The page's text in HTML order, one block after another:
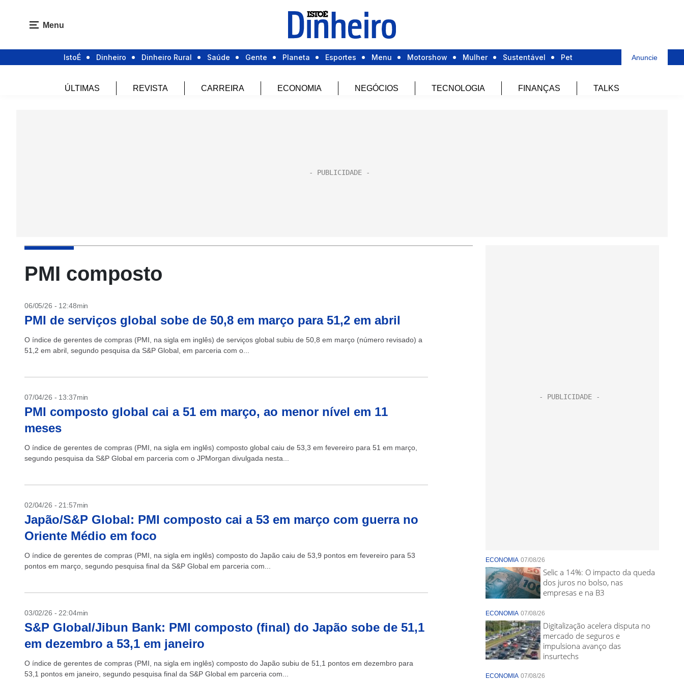
Menu
IstoÉ Dinheiro Dinheiro Rural Saúde Gente Planeta Esportes Menu Motorshow Mulher Sustentável Pet Anuncie
ÚLTIMAS REVISTA CARREIRA ECONOMIA NEGÓCIOS TECNOLOGIA FINANÇAS TALKS
PMI composto
06/05/26 - 12:48min
PMI de serviços global sobe de 50,8 em março para 51,2 em abril
O índice de gerentes de compras (PMI, na sigla em inglês) de serviços global subiu de 50,8 em março (número revisado) a
51,2 em abril, segundo pesquisa da S&P Global, em parceria com o...
07/04/26 - 13:37min
PMI composto global cai a 51 em março, ao menor nível em 11
meses
O índice de gerentes de compras (PMI, na sigla em inglês) composto global caiu de 53,3 em fevereiro para 51 em março,
segundo pesquisa da S&P Global em parceria com o JPMorgan divulgada nesta...
02/04/26 - 21:57min
Japão/S&P Global: PMI composto cai a 53 em março com guerra no
Oriente Médio em foco
O índice de gerentes de compras (PMI, na sigla em inglês) composto do Japão caiu de 53,9 pontos em fevereiro para 53
pontos em março, segundo pesquisa final da S&P Global em parceria com...
03/02/26 - 22:04min
S&P Global/Jibun Bank: PMI composto (final) do Japão sobe de 51,1
em dezembro a 53,1 em janeiro
O índice de gerentes de compras (PMI, na sigla em inglês) composto do Japão subiu de 51,1 pontos em dezembro para
53,1 pontos em janeiro, segundo pesquisa final da S&P Global em parceria com...
ECONOMIA 07/08/26
Selic a 14%: O impacto da queda
dos juros no bolso, nas
empresas e na B3
ECONOMIA 07/08/26
Digitalização acelera disputa no
mercado de seguros e
impulsiona avanço das
insurtechs
ECONOMIA 07/08/26